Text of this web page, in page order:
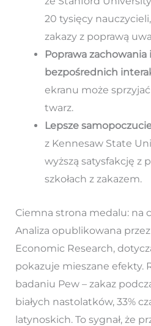
20 tysięcy nauczycieli,
zakazy z poprawą
Poprawa zachowania
bezpośrednich
ekranu może
twarz.
Lepsze
z Kennesaw State
wyższą satysfakcję z
szkołach z zakazem.
Ciemna strona medalu: na
Analiza opublikowana
Economic Research,
pokazuje mieszane efekty.
badaniu Pew – zakaz
białych nastolatków, 33%
latynoskich. To sygnał, że